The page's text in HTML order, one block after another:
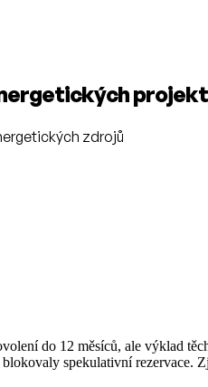
zdrojů
do 12 měsíců, ale výklad
spekulativní rezervace.